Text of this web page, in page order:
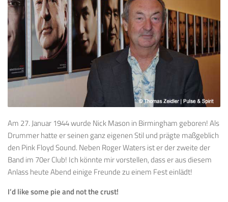
Am 27. Januar 1944 wurde Nick Mason in Birmingham geboren! Als
Drummer hatte er seinen ganz eigenen Stil und prägte maßgeblich
den Pink Floyd Sound. Neben Roger Waters ist er der zweite der
Band im 70er Club! Ich könnte mir vorstellen, dass er aus diesem
Anlass heute Abend einige Freunde zu einem Fest einlädt!
I’d like some pie and not the crust!